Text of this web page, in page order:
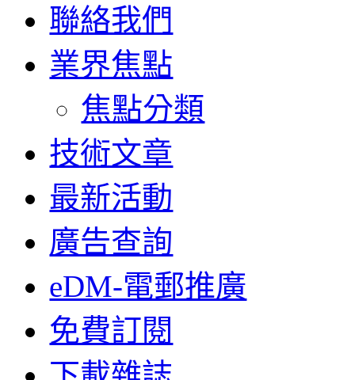
聯絡我們
業界焦點
焦點分類
技術文章
最新活動
廣告查詢
eDM-電郵推廣
免費訂閱